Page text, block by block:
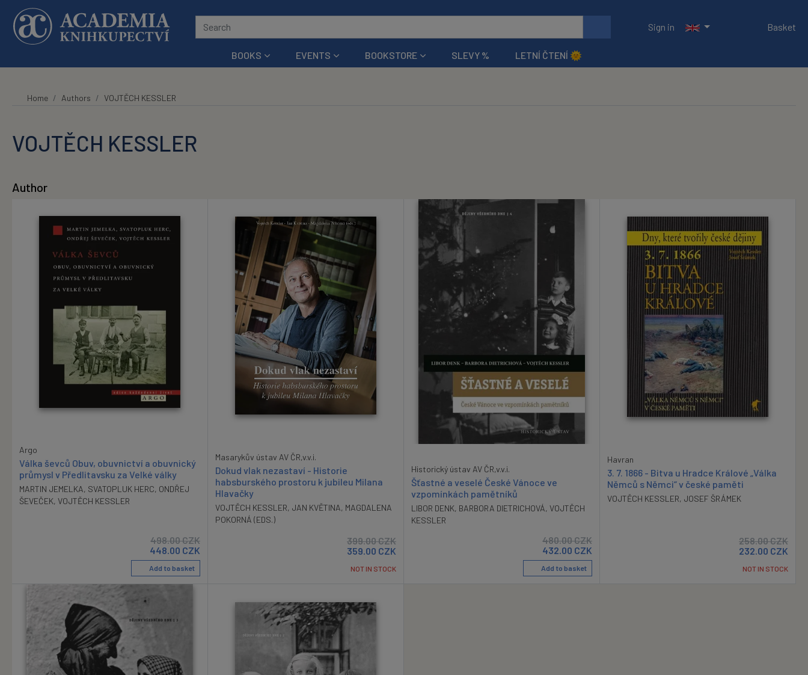
Skip to main content
Sign in
Basket
BOOKS EVENTS BOOKSTORE SLEVY % LETNÍ ČTENÍ 🌞
Home Authors VOJTĚCH KESSLER
VOJTĚCH KESSLER
Author
Argo
Válka ševců Obuv, obuvnictví a obuvnický
průmysl v Předlitavsku za Velké války
MARTIN JEMELKA, SVATOPLUK HERC, ONDŘEJ
ŠEVEČEK, VOJTĚCH KESSLER
498.00CZK
448.00 CZK
Add to basket
Masarykův ústav AV ČR,v.v.i.
Dokud vlak nezastaví - Historie
habsburského prostoru k jubileu Milana
Hlavačky
VOJTĚCH KESSLER, JAN KVĚTINA, MAGDALENA
POKORNÁ (EDS.)
399.00CZK
359.00 CZK
NOT IN STOCK
Historický ústav AV ČR,v.v.i.
Šťastné a veselé České Vánoce ve
vzpomínkách pamětníků
LIBOR DENK, BARBORA DIETRICHOVÁ, VOJTĚCH
KESSLER
480.00CZK
432.00 CZK
Add to basket
Havran
3. 7. 1866 - Bitva u Hradce Králové „Válka
Němců s Němci“ v české paměti
VOJTĚCH KESSLER, JOSEF ŠRÁMEK
258.00CZK
232.00 CZK
NOT IN STOCK